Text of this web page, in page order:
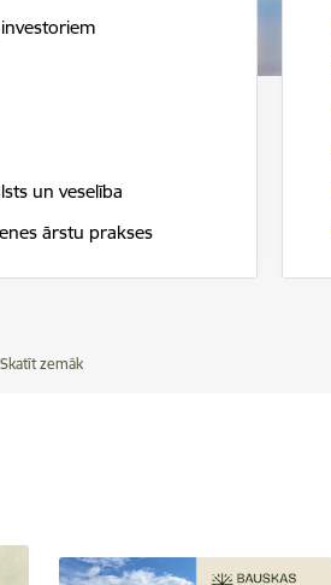
un veselība
ārstu prakses
Skatīt zemāk